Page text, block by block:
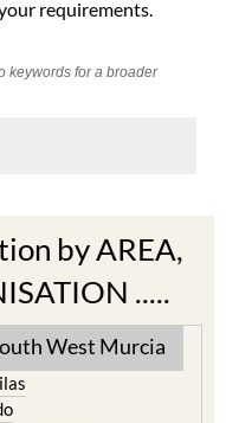
requirements.
keywords for a broader
by AREA,
.....
West Murcia